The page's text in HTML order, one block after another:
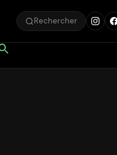
Rechercher